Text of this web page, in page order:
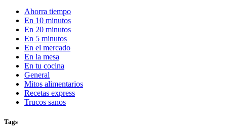
Ahorra tiempo
En 10 minutos
En 20 minutos
En 5 minutos
En el mercado
En la mesa
En tu cocina
General
Mitos alimentarios
Recetas express
Trucos sanos
Tags